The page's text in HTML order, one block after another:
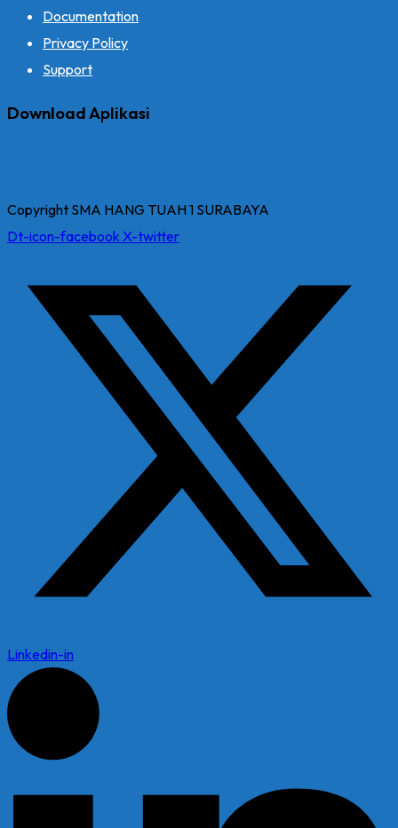
Documentation
Privacy Policy
Support
Download Aplikasi
Copyright SMA HANG TUAH 1 SURABAYA
Dt-icon-facebook X-twitter
Linkedin-in